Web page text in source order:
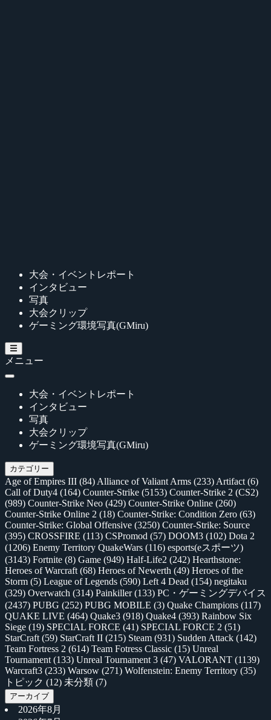
大会・イベントレポート
インタビュー
写真
大会クリップ
ゲーミング環境写真(GMiru)
メニュー
大会・イベントレポート
インタビュー
写真
大会クリップ
ゲーミング環境写真(GMiru)
カテゴリー
Age of Empires III (84) Alliance of Valiant Arms (233) Artifact (6)
Call of Duty4 (164) Counter-Strike (5153) Counter-Strike 2 (CS2)
(989) Counter-Strike Neo (429) Counter-Strike Online (260)
Counter-Strike Online 2 (18) Counter-Strike: Condition Zero (63)
Counter-Strike: Global Offensive (3250) Counter-Strike: Source
(395) CROSSFIRE (113) CSPromod (57) DOOM3 (102) Dota 2
(1206) Enemy Territory QuakeWars (116) esports(eスポーツ)
(3143) Fortnite (8) Game (949) Half-Life2 (242) Hearthstone:
Heroes of Warcraft (68) Heroes of Newerth (49) Heroes of the
Storm (5) League of Legends (590) Left 4 Dead (154) negitaku
(329) Overwatch (314) Painkiller(133) PC・ゲーミングデバイス
(2437) PUBG (252) PUBG MOBILE (3) Quake Champions (117)
QUAKE LIVE (464) Quake3 (918) Quake4 (393) Rainbow Six
Siege (19) SPECIAL FORCE (41) SPECIAL FORCE 2 (51)
StarCraft (59) StarCraft II (215) Steam (931) Sudden Attack (142)
Team Fortress 2 (614) Team Fotress Classic (15) Unreal
Tournament (133) Unreal Tournament 3 (47) VALORANT (1139)
Warcraft3 (233) Warsow (271) Wolfenstein: Enemy Territory (35)
トピック (12) 未分類 (7)
アーカイブ
2026年8月